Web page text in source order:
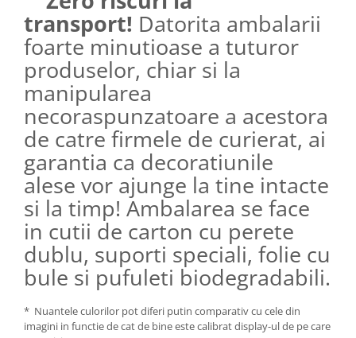
transport! Datorita ambalarii
foarte minutioase a tuturor
produselor, chiar si la
manipularea
necoraspunzatoare a acestora
de catre firmele de curierat, ai
garantia ca decoratiunile
alese vor ajunge la tine intacte
si la timp! Ambalarea se face
in cutii de carton cu perete
dublu, suporti speciali, folie cu
bule si pufuleti biodegradabili.
* Nuantele culorilor pot diferi putin comparativ cu cele din
imagini in functie de cat de bine este calibrat display-ul de pe care